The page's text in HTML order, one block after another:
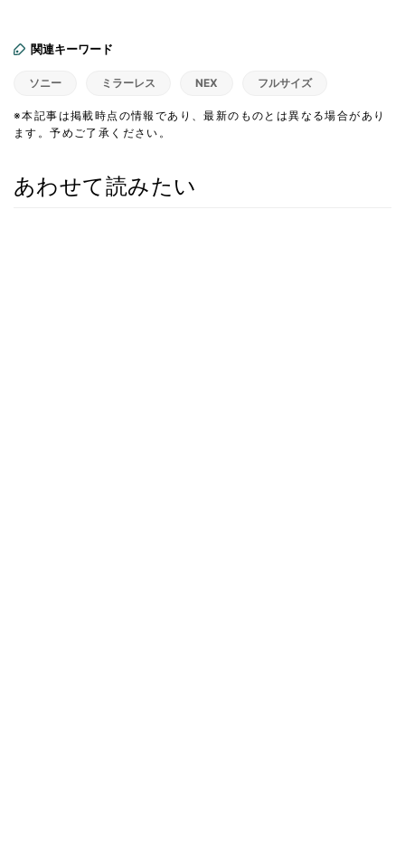
関連キーワード
ソニー ミラーレス NEX フルサイズ
※本記事は掲載時点の情報であり、最新のものとは異なる場合があり
ます。予めご了承ください。
あわせて読みたい